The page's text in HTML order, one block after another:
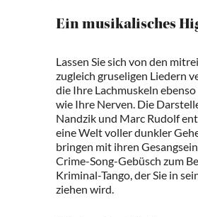
Ein musikalisches
Lassen Sie sich von den
zugleich gruseligen Liedern
die Ihre Lachmuskeln
wie Ihre Nerven. Die
Nandzik und Marc Rudolf
eine Welt voller dunkler
bringen mit ihren
Crime-Song-Gebüsch zum
Kriminal-Tango, der Sie in
ziehen wird.